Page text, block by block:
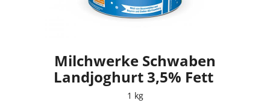
Milchwerke Schwaben
Landjoghurt 3,5% Fett
1 kg